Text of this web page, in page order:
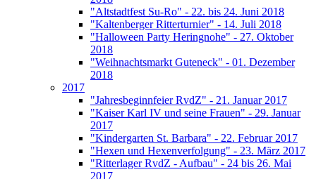
"Altstadtfest Su-Ro" - 22. bis 24. Juni 2018
"Kaltenberger Ritterturnier" - 14. Juli 2018
"Halloween Party Heringnohe" - 27. Oktober
2018
"Weihnachtsmarkt Guteneck" - 01. Dezember
2018
2017
"Jahresbeginnfeier RvdZ" - 21. Januar 2017
"Kaiser Karl IV und seine Frauen" - 29. Januar
2017
"Kindergarten St. Barbara" - 22. Februar 2017
"Hexen und Hexenverfolgung" - 23. März 2017
"Ritterlager RvdZ - Aufbau" - 24 bis 26. Mai
2017